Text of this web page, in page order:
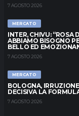
7 AGOSTO 2026
MERCATO
INTER, CHIVU: “ROSA
ABBIAMO BISOGNO
BELLO ED
7 AGOSTO 2026
MERCATO
BOLOGNA,
DECISIVA LA
7 AGOSTO 2026